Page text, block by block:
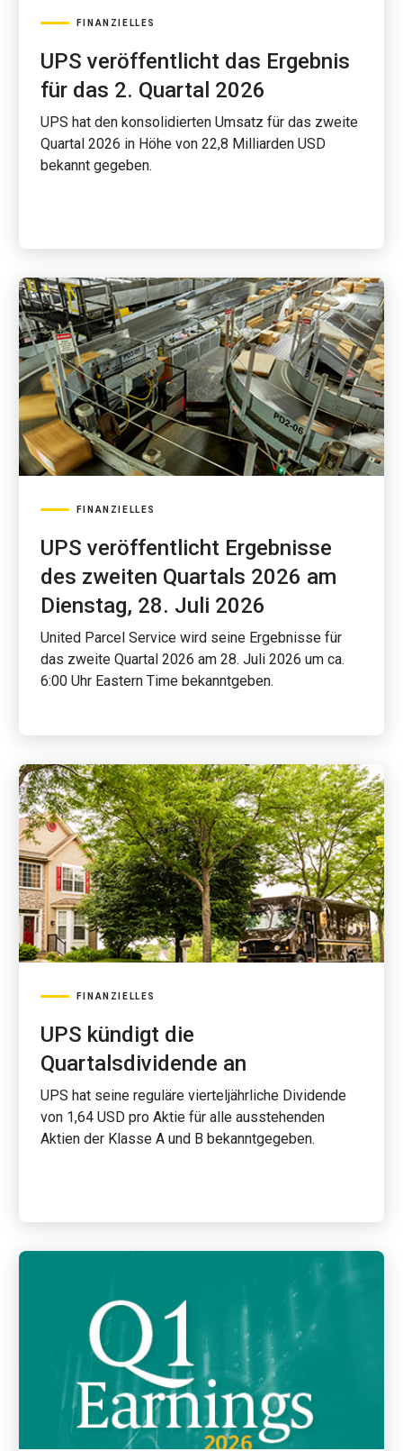
FINANZIELLES
UPS veröffentlicht das Ergebnis
für das 2. Quartal 2026
UPS hat den konsolidierten Umsatz für das zweite
Quartal 2026 in Höhe von 22,8 Milliarden USD
bekannt gegeben.
FINANZIELLES
UPS veröffentlicht Ergebnisse
des zweiten Quartals 2026 am
Dienstag, 28. Juli 2026
United Parcel Service wird seine Ergebnisse für
das zweite Quartal 2026 am 28. Juli 2026 um ca.
6:00 Uhr Eastern Time bekanntgeben.
FINANZIELLES
UPS kündigt die
Quartalsdividende an
UPS hat seine reguläre vierteljährliche Dividende
von 1,64 USD pro Aktie für alle ausstehenden
Aktien der Klasse A und B bekanntgegeben.